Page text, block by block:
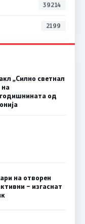
39214
2199
„Силно светнал
на
од
на отворен
– изгаснат